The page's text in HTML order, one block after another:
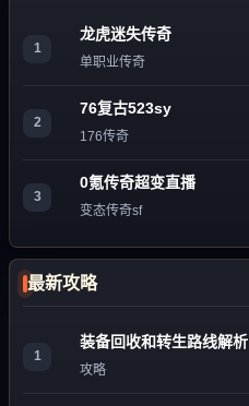
1
龙虎迷失传奇
单职业传奇
2
76复古523sy
176传奇
3
0氪传奇超变直播
变态传奇sf
最新攻略
1
装备回收和转生路线解析
攻略